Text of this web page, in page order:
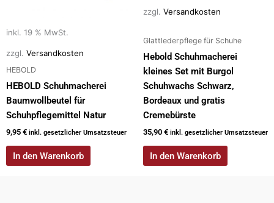
inkl. 19 % MwSt.
zzgl. Versandkosten
HEBOLD
HEBOLD Schuhmacherei
Baumwollbeutel für
Schuhpflegemittel Natur
9,95 € inkl. gesetzlicher Umsatzsteuer
In den Warenkorb
zzgl. Versandkosten
Glattlederpflege für Schuhe
Hebold Schuhmacherei
kleines Set mit Burgol
Schuhwachs Schwarz,
Bordeaux und gratis
Cremebürste
35,90 € inkl. gesetzlicher Umsatzsteuer
In den Warenkorb